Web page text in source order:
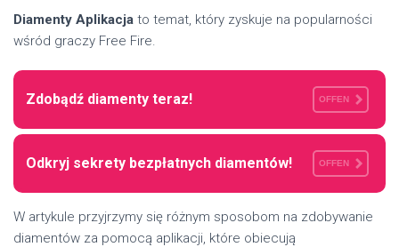
I
Diamenty Aplikacja to temat, który zyskuje na popularności
wśród graczy Free Fire.
Zdobądź diamenty teraz! OFFEN
Odkryj sekrety bezpłatnych diamentów! OFFEN
W artykule przyjrzymy się różnym sposobom na zdobywanie
diamentów za pomocą aplikacji, które obiecują